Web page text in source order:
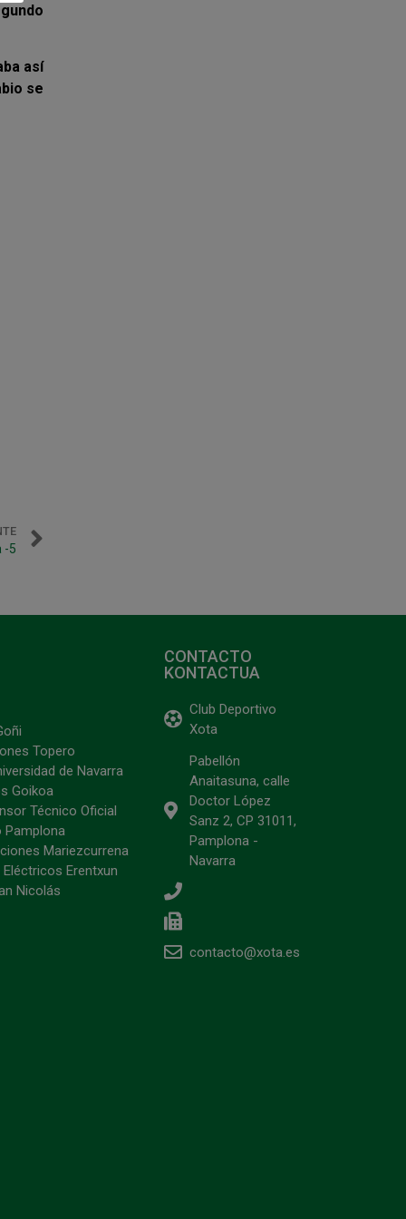
así
se
-5
Topero
de Navarra
Goikoa
Técnico Oficial
Pamplona
Mariezcurrena
Erentxun
Nicolás
CONTACTO
KONTACTUA
Club Deportivo
Xota
Pabellón
Anaitasuna, calle
Doctor López
Sanz 2, CP 31011,
Pamplona -
Navarra
contacto@xota.es